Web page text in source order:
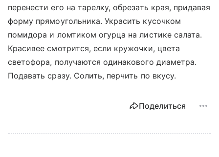
перенести его на тарелку, обрезать края, придавая
форму прямоугольника. Украсить кусочком
помидора и ломтиком огурца на листике салата.
Красивее смотрится, если кружочки, цвета
светофора, получаются одинакового диаметра.
Подавать сразу. Солить, перчить по вкусу.
Поделиться